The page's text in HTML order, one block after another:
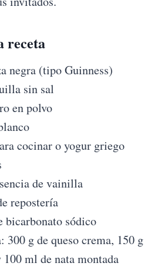
receta
negra (tipo Guinness)
sin sal
en polvo
cocinar o yogur griego
de vainilla
repostería
bicarbonato sódico
300 g de queso crema, 150 g
100 ml de nata montada